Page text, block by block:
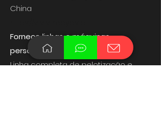
China
Fornece linhas e máquinas
personalizadas:
Linha completa de pelotização e